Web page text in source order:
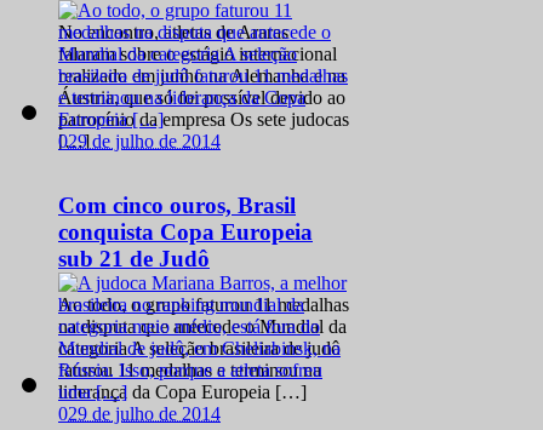
No encontro, atletas de Araras
falaram sobre o estágio internacional
realizado em junho na Alemanha e na
Áustria, que só foi possível devido ao
patrocínio da empresa Os sete judocas
[…]
029 de julho de 2014
Com cinco ouros, Brasil
conquista Copa Europeia
sub 21 de Judô
Ao todo, o grupo faturou 11 medalhas
na disputa que antecede o Mundial da
categoria A seleção brasileira de judô
faturou 11 medalhas e terminou na
liderança da Copa Europeia […]
029 de julho de 2014